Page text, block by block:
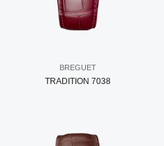
BREGUET
TRADITION 7038